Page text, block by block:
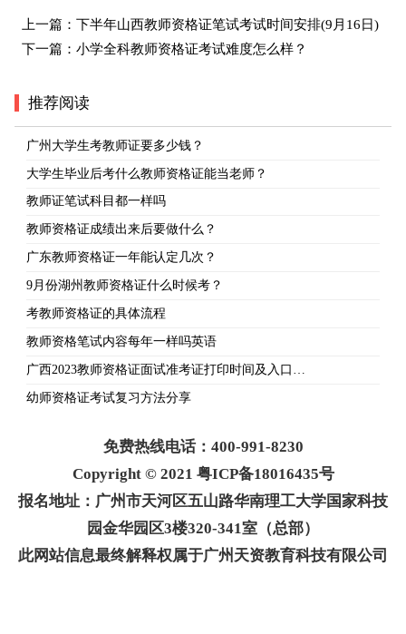
上一篇： 下半年山西教师资格证笔试考试时间安排(9月16日)
下一篇： 小学全科教师资格证考试难度怎么样？
推荐阅读
广州大学生考教师证要多少钱？
大学生毕业后考什么教师资格证能当老师？
教师证笔试科目都一样吗
教师资格证成绩出来后要做什么？
广东教师资格证一年能认定几次？
9月份湖州教师资格证什么时候考？
考教师资格证的具体流程
教师资格笔试内容每年一样吗英语
广西2023教师资格证面试准考证打印时间及入口…
幼师资格证考试复习方法分享
免费热线电话：400-991-8230
Copyright © 2021 粤ICP备18016435号
报名地址：广州市天河区五山路华南理工大学国家科技
园金华园区3楼320-341室（总部）
此网站信息最终解释权属于广州天资教育科技有限公司